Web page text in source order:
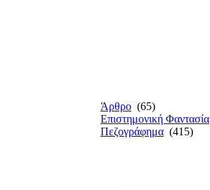
Άρθρο (65)
Επιστημονική Φαντασία
Πεζογράφημα (415)